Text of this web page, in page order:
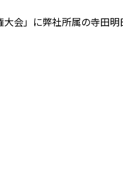
会」に弊社所属の寺田